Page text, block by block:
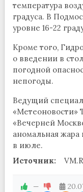
температура
градуса. В
уровне 16-22
Кроме того,
о введении в
погодной
непогоды.
Ведущий
«Метеоновости»
«Вечерней
аномальная жара
в июле.
Источник:
—